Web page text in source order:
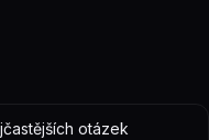
otázek